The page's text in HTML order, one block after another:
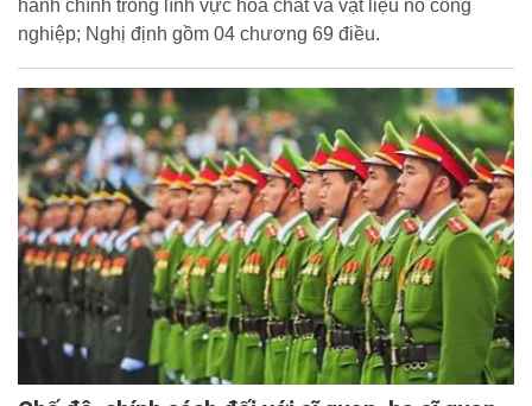
hành chính trong lĩnh vực hóa chất và vật liệu nổ công
nghiệp; Nghị định gồm 04 chương 69 điều.